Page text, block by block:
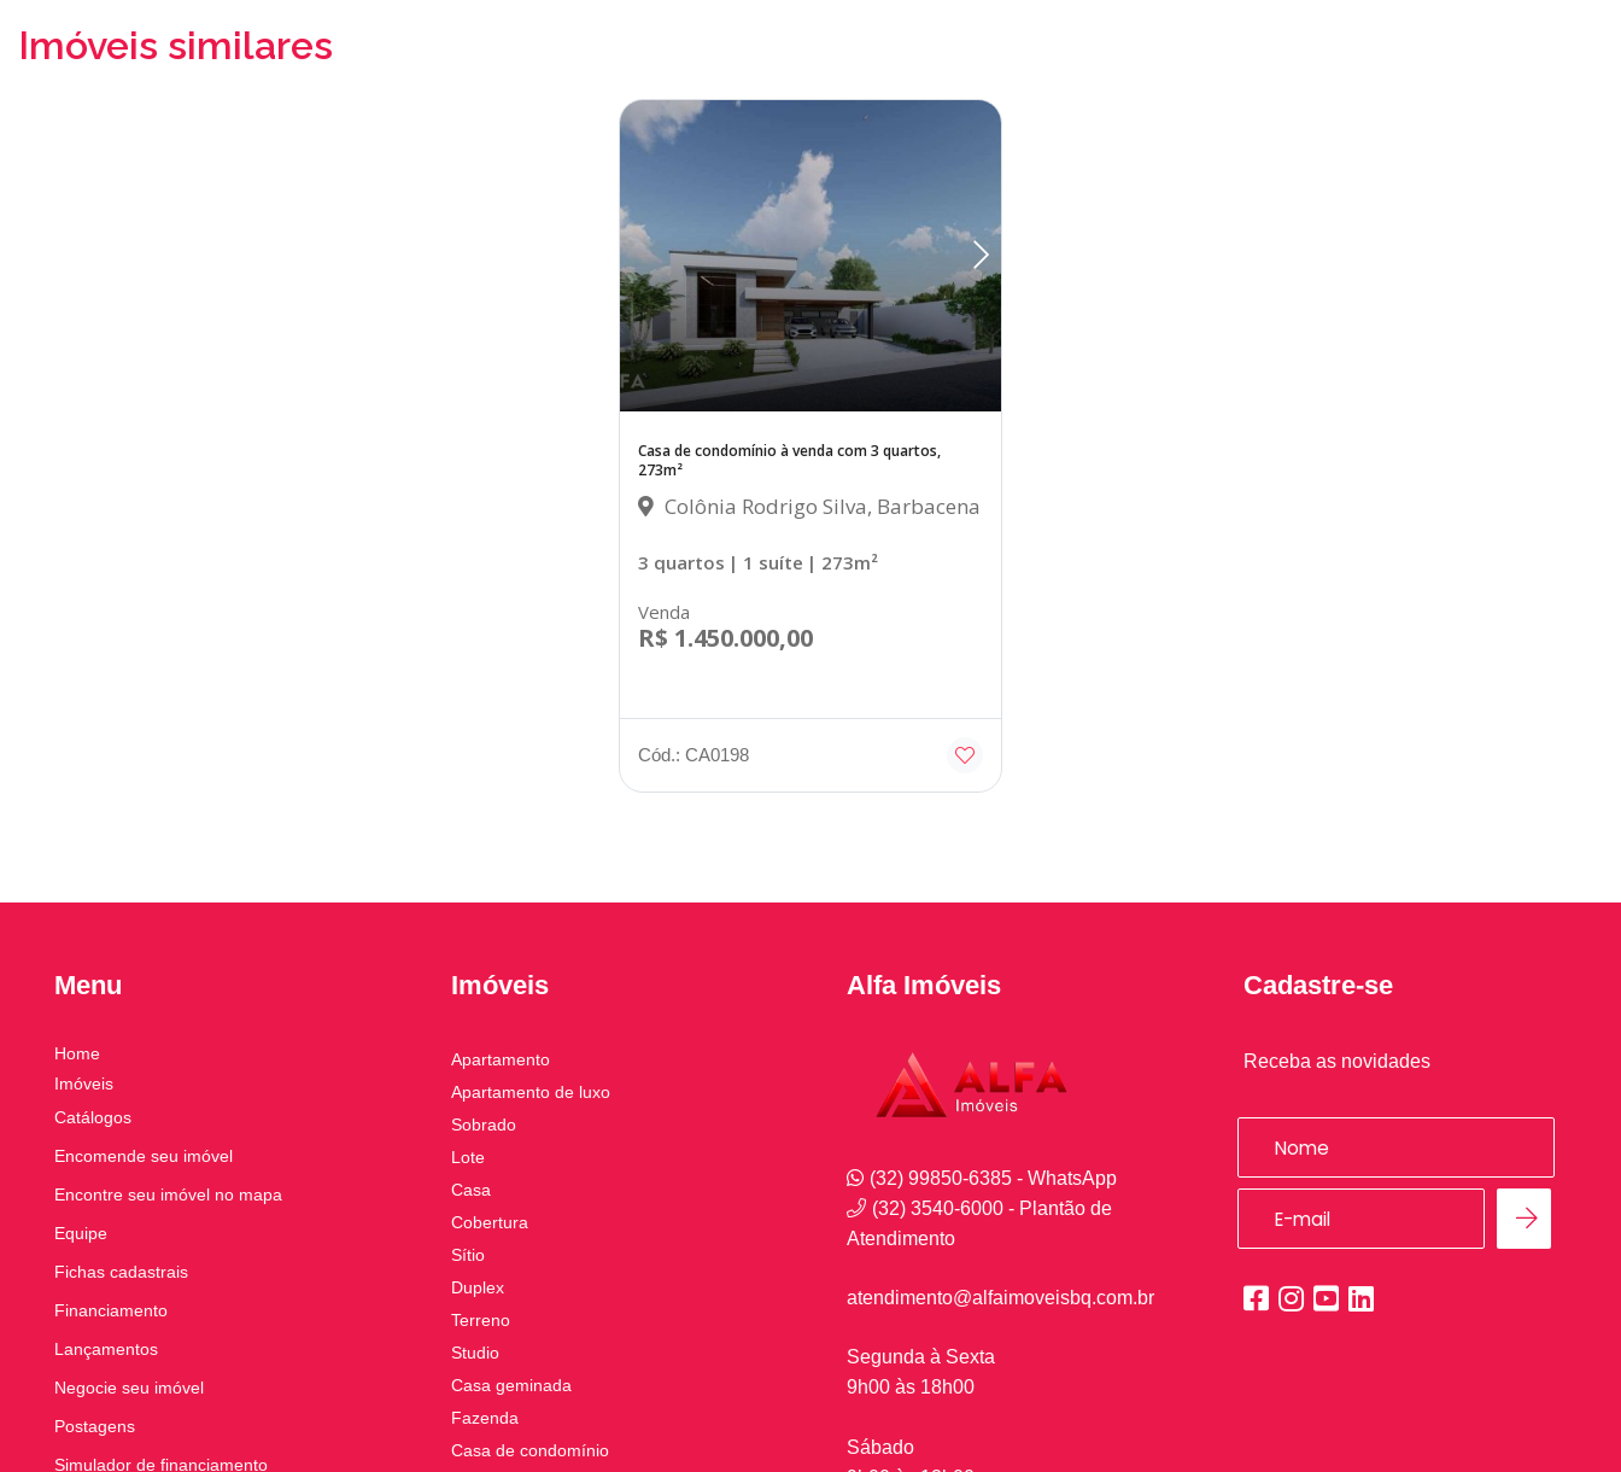
Imóveis similares
Casa de condomínio à venda com 3 quartos,
273m²
Colônia Rodrigo Silva, Barbacena
3 quartos | 1 suíte | 273m²
Venda
R$ 1.450.000,00
Cód.: CA0198
Menu
Home
Imóveis
Catálogos
Encomende seu imóvel
Encontre seu imóvel no mapa
Equipe
Fichas cadastrais
Financiamento
Lançamentos
Negocie seu imóvel
Postagens
Simulador de financiamento
Imóveis
Apartamento
Apartamento de luxo
Sobrado
Lote
Casa
Cobertura
Sítio
Duplex
Terreno
Studio
Casa geminada
Fazenda
Casa de condomínio
Alfa Imóveis
(32) 99850-6385 - WhatsApp
(32) 3540-6000 - Plantão de
Atendimento
atendimento@alfaimoveisbq.com.br
Segunda à Sexta
9h00 às 18h00
Sábado
Cadastre-se
Receba as novidades